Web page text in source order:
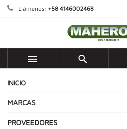
Llámenos: +58 4146002468
 
INICIO
MARCAS
PROVEEDORES